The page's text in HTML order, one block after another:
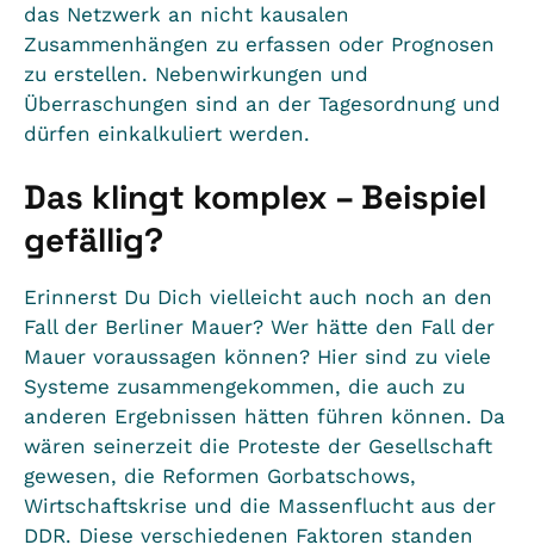
das Netzwerk an nicht kausalen
Zusammenhängen zu erfassen oder Prognosen
zu erstellen. Nebenwirkungen und
Überraschungen sind an der Tagesordnung und
dürfen einkalkuliert werden.
Das klingt komplex – Beispiel
gefällig?
Erinnerst Du Dich vielleicht auch noch an den
Fall der Berliner Mauer? Wer hätte den Fall der
Mauer voraussagen können? Hier sind zu viele
Systeme zusammengekommen, die auch zu
anderen Ergebnissen hätten führen können. Da
wären seinerzeit die Proteste der Gesellschaft
gewesen, die Reformen Gorbatschows,
Wirtschaftskrise und die Massenflucht aus der
DDR. Diese verschiedenen Faktoren standen